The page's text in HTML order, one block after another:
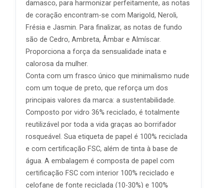
damasco, para harmonizar perfeitamente, as notas
de coração encontram-se com Marigold, Neroli,
Frésia e Jasmin. Para finalizar, as notas de fundo
são de Cedro, Ambreta, Âmbar e Almíscar.
Proporciona a força da sensualidade inata e
calorosa da mulher.
Conta com um frasco único que minimalismo nude
com um toque de preto, que reforça um dos
principais valores da marca: a sustentabilidade.
Composto por vidro 36% reciclado, é totalmente
reutilizável por toda a vida graças ao borrifador
rosqueável. Sua etiqueta de papel é 100% reciclada
e com certificação FSC, além de tinta à base de
água. A embalagem é composta de papel com
certificação FSC com interior 100% reciclado e
celofane de fonte reciclada (10-30%) e 100%